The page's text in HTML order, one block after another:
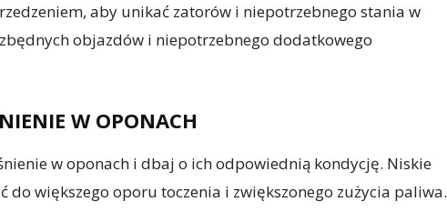
aby unikać zatorów i niepotrzebnego stania w
objazdów i niepotrzebnego dodatkowego
W OPONACH
w oponach i dbaj o ich odpowiednią kondycję. Niskie
do większego oporu toczenia i zwiększonego zużycia paliwa.